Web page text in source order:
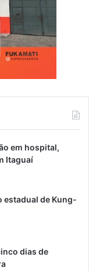
em hospital,
Itaguaí
de Kung-
dias de